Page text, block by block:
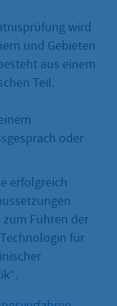
wird
und Gebieten
aus einem
Teil.
oder
erfolgreich
Führen der
für